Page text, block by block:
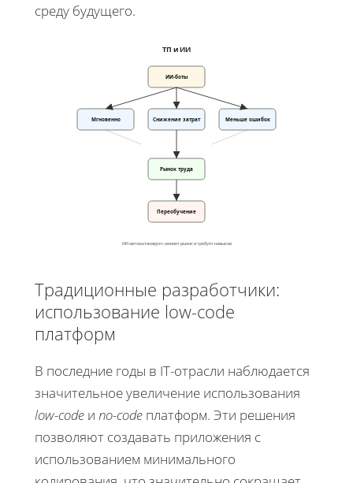
среду будущего.
ТП и ИИ
ИИ-боты
Мгновенно Снижение затрат Меньше ошибок
Рынок труда
Переобучение
ИИ автоматизирует, меняет рынок и требует навыков
Традиционные разработчики:
использование low-code
платформ
В последние годы в IT-отрасли наблюдается
значительное увеличение использования
low-code и no-code платформ. Эти решения
позволяют создавать приложения с
использованием минимального